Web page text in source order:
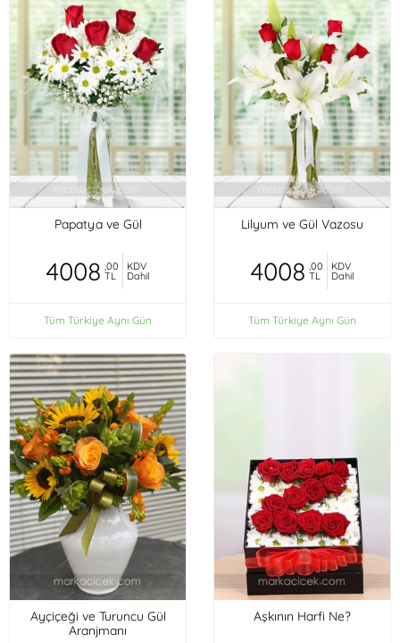
Papatya ve Gül
4008 ,00
TL
KDV
Dahil
Tüm Türkiye Aynı Gün
Lilyum ve Gül Vazosu
4008 ,00
TL
KDV
Dahil
Tüm Türkiye Aynı Gün
Ayçiçeği ve Turuncu Gül
Aranjmanı
Aşkının Harfi Ne?